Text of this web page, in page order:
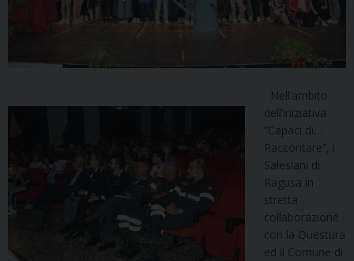
Nell’ambito
dell’iniziativa
“Capaci di…
Raccontare”, i
Salesiani di
Ragusa in
stretta
collaborazione
con la Questura
ed il Comune di